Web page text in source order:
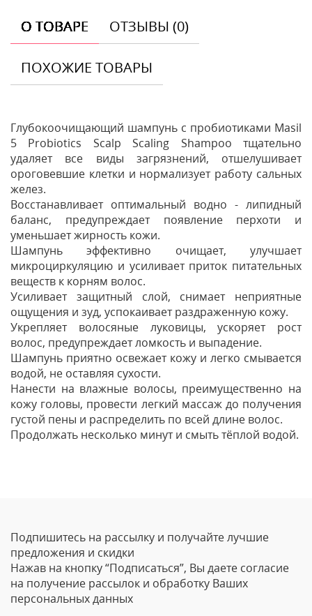
О ТОВАРЕ ОТЗЫВЫ (0)
ПОХОЖИЕ ТОВАРЫ
Глубокоочищающий шампунь с пробиотиками Masil
5 Probiotics Scalp Scaling Shampoo тщательно
удаляет все виды загрязнений, отшелушивает
ороговевшие клетки и нормализует работу сальных
желез.
Восстанавливает оптимальный водно - липидный
баланс, предупреждает появление перхоти и
уменьшает жирность кожи.
Шампунь эффективно очищает, улучшает
микроциркуляцию и усиливает приток питательных
веществ к корням волос.
Усиливает защитный слой, снимает неприятные
ощущения и зуд, успокаивает раздраженную кожу.
Укрепляет волосяные луковицы, ускоряет рост
волос, предупреждает ломкость и выпадение.
Шампунь приятно освежает кожу и легко смывается
водой, не оставляя сухости.
Нанести на влажные волосы, преимущественно на
кожу головы, провести легкий массаж до получения
густой пены и распределить по всей длине волос.
Продолжать несколько минут и смыть тёплой водой.
Ваше Имя
Email
Подпишитесь на рассылку и получайте лучшие
предложения и скидки
Нажав на кнопку “Подписаться”, Вы даете согласие
на получение рассылок и обработку Ваших
персональных данных